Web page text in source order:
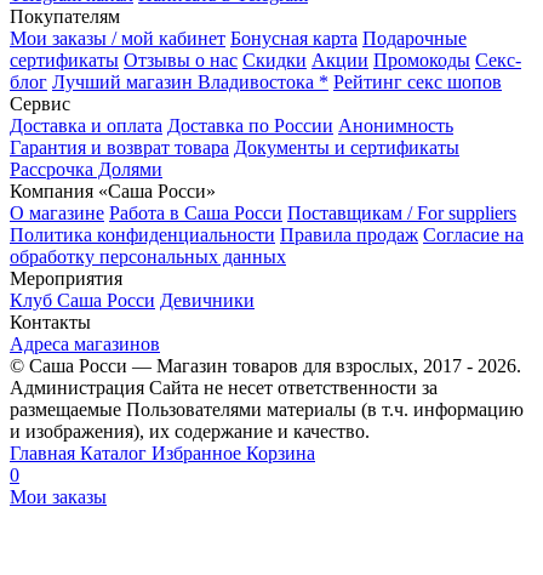
Покупателям
Мои заказы / мой кабинет Бонусная карта Подарочные
сертификаты Отзывы о нас Скидки Акции Промокоды Секс-
блог Лучший магазин Владивостока * Рейтинг секс шопов
Сервис
Доставка и оплата Доставка по России Анонимность
Гарантия и возврат товара Документы и сертификаты
Рассрочка Долями
Компания «Саша Росси»
О магазине Работа в Саша Росси Поставщикам / For suppliers
Политика конфиденциальности Правила продаж Согласие на
обработку персональных данных
Мероприятия
Клуб Саша Росси Девичники
Контакты
Адреса магазинов
© Саша Росси — Магазин товаров для взрослых, 2017 - 2026.
Администрация Сайта не несет ответственности за
размещаемые Пользователями материалы (в т.ч. информацию
и изображения), их содержание и качество.
Главная Каталог Избранное Корзина
0
Мои заказы